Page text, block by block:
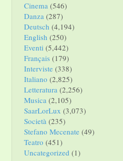
Cinema (546)
Danza (287)
Deutsch (4,194)
English (250)
Eventi (5,442)
Français (179)
Interviste (338)
Italiano (2,825)
Letteratura (2,256)
Musica (2,105)
SaarLorLux (3,073)
Società (235)
Stefano Mecenate (49)
Teatro (451)
Uncategorized (1)